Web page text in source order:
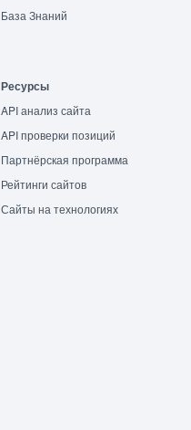
База Знаний
Ресурсы
API анализ сайта
API проверки позиций
Партнёрская программа
Рейтинги сайтов
Сайты на технологиях